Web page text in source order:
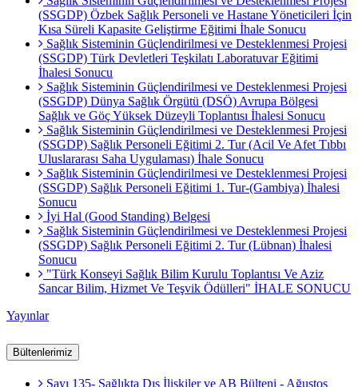
(SSGDP) Özbek Sağlık Personeli ve Hastane Yöneticileri İçin
Kısa Süreli Kapasite Geliştirme Eğitimi İhale Sonucu
Sağlık Sisteminin Güçlendirilmesi ve Desteklenmesi Projesi
(SSGDP) Türk Devletleri Teşkilatı Laboratuvar Eğitimi
İhalesi Sonucu
Sağlık Sisteminin Güçlendirilmesi ve Desteklenmesi Projesi
(SSGDP) Dünya Sağlık Örgütü (DSÖ) Avrupa Bölgesi
Sağlık ve Göç Yüksek Düzeyli Toplantısı İhalesi Sonucu
Sağlık Sisteminin Güçlendirilmesi ve Desteklenmesi Projesi
(SSGDP) Sağlık Personeli Eğitimi 2. Tur (Acil Ve Afet Tıbbı
Uluslararası Saha Uygulaması) İhale Sonucu
Sağlık Sisteminin Güçlendirilmesi ve Desteklenmesi Projesi
(SSGDP) Sağlık Personeli Eğitimi 1. Tur-(Gambiya) İhalesi
Sonucu
İyi Hal (Good Standing) Belgesi
Sağlık Sisteminin Güçlendirilmesi ve Desteklenmesi Projesi
(SSGDP) Sağlık Personeli Eğitimi 2. Tur (Lübnan) İhalesi
Sonucu
"Türk Konseyi Sağlık Bilim Kurulu Toplantısı Ve Aziz
Sancar Bilim, Hizmet Ve Teşvik Ödülleri" İHALE SONUCU
Yayınlar
Bültenlerimiz
Sayı 135- Sağlıkta Dış İlişkiler ve AB Bülteni - Ağustos